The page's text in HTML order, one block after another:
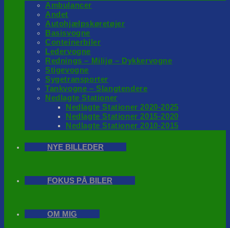
Ambulancer
Andet
Autohjælpskøretøjer
Basisvogne
Conteinerbiler
Ledervogne
Rednings – Milijø – Dykkervogne
Stigevogne
Sygetransporter
Tankvogne – Slangtendere
Nedlagte Stationer
Nedlagte Stationer 2020-2025
Nedlagte Stationer 2015-2020
Nedlagte Stationer 2010-2015
NYE BILLEDER
FOKUS PÅ BILER
OM MIG